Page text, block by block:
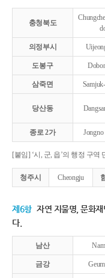
충청북도
의정부시
도봉구
삼죽면
당산동
종로 2가
[붙임] ‘시, 군, 읍’의 행정 구역
청주시 Cheongju
제6항 자연 지물명, 문화
다.
남산
금강